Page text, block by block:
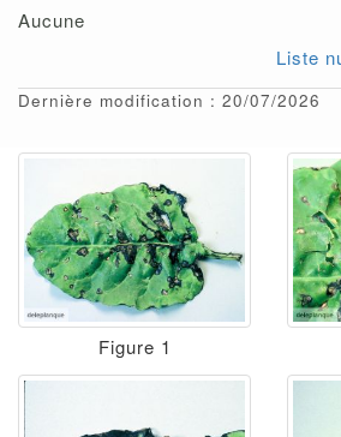
Aucune
Liste
Dernière modification : 20/07/2026
Figure 1